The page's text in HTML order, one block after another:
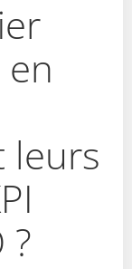
leurs
?